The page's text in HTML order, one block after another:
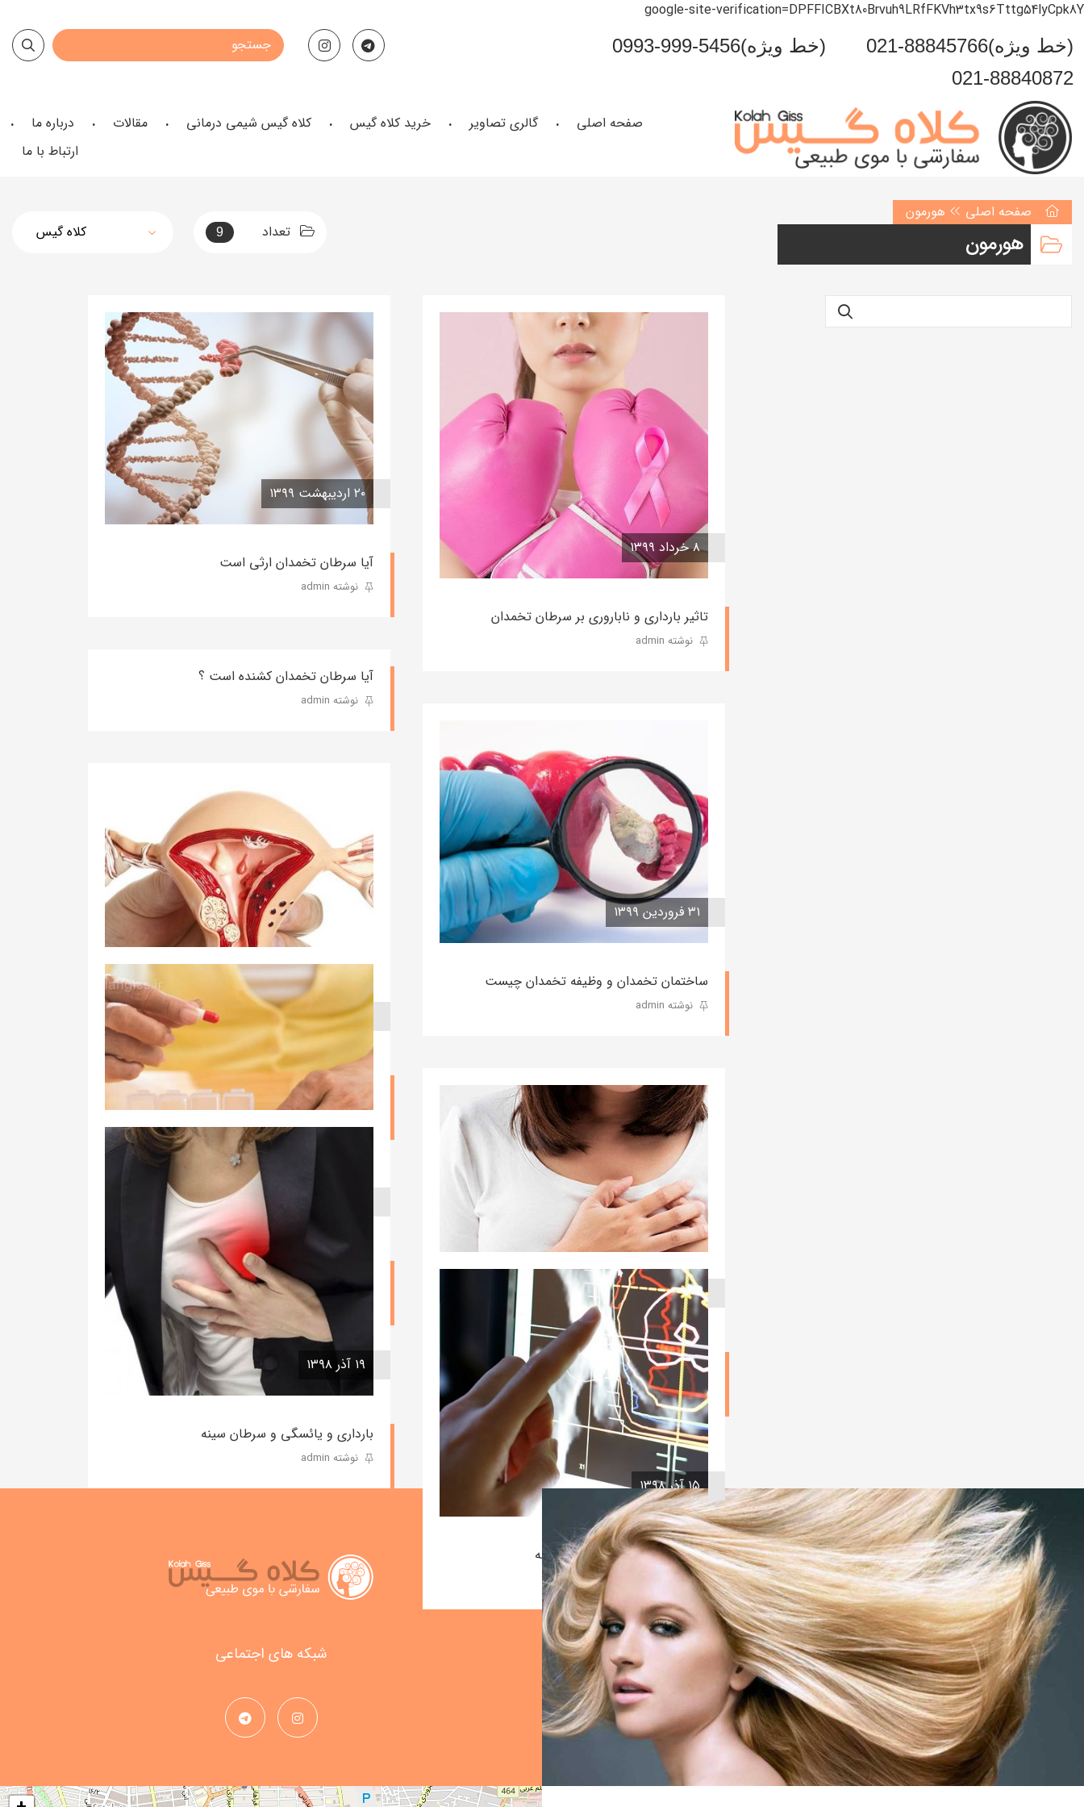
google-site-verification=DPFFICBXt80Brvuh9LRfFKVh3tx9s6Tttg54lyCpk8Y
021-88845766(خط ویژه)
0993-999-5456(خط ویژه)
021-88840872
صفحه اصلی گالری تصاویر خرید کلاه گیس کلاه گیس شیمی درمانی مقالات
درباره ما
ارتباط با ما
صفحه اصلی هورمون
هورمون تعداد 9
۸ خرداد ۱۳۹۹
تاثیر بارداری و ناباروری بر سرطان تخمدان
نوشته admin
۲۰ اردیبهشت ۱۳۹۹
آیا سرطان تخمدان ارثی است
نوشته admin
آیا سرطان تخمدان کشنده است ؟
نوشته admin
۳۱ فروردین ۱۳۹۹
ساختمان تخمدان و وظیفه تخمدان چیست
نوشته admin
۲۷ فروردین ۱۳۹۹
عملکرد تخمدان ها و تخمک گذاری
نوشته admin
نوشته admin ۲۳ دی ۱۳۹۸
روشهای درمان سرطان سینه یا پستان
نوشته admin
۱۹ آذر ۱۳۹۸
بارداری و یائسگی و سرطان سینه
نوشته admin
۱۵ آذر ۱۳۹۸
نقش پرتو درمانی در سرطان سینه
نوشته admin
شبکه های اجتماعی